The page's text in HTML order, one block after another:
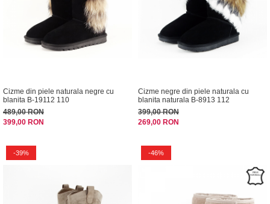
Cizme din piele naturala negre cu
blanita B-19112 110
489,00 RON
399,00 RON
Cizme negre din piele naturala cu
blanita naturala B-8913 112
399,00 RON
269,00 RON
-39% -46%